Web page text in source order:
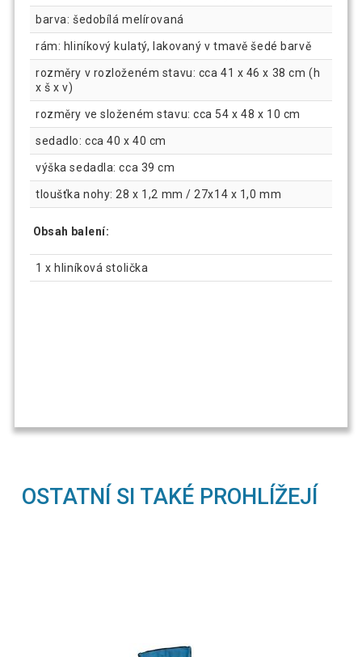
barva: šedobílá melírovaná
rám: hliníkový kulatý, lakovaný v tmavě šedé barvě
rozměry v rozloženém stavu: cca 41 x 46 x 38 cm (h
x š x v)
rozměry ve složeném stavu: cca 54 x 48 x 10 cm
sedadlo: cca 40 x 40 cm
výška sedadla: cca 39 cm
tloušťka nohy: 28 x 1,2 mm / 27x14 x 1,0 mm
Obsah balení:
1 x hliníková stolička
OSTATNÍ SI TAKÉ PROHLÍŽEJÍ